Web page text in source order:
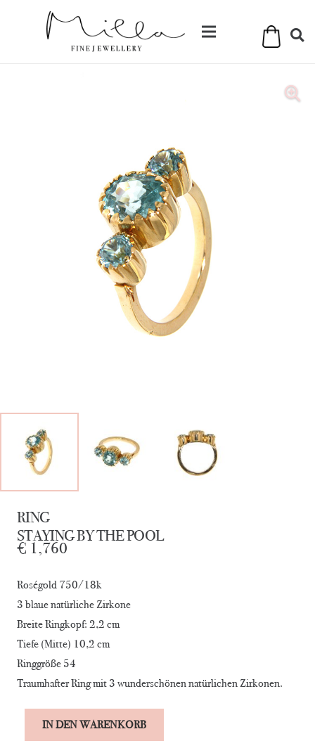
RING
STAYING BY THE POOL
€ 1,760
Roségold 750/18k
3 blaue natürliche Zirkone
Breite Ringkopf: 2,2 cm
Tiefe (Mitte) 10,2 cm
Ringgröße 54
Traumhafter Ring mit 3 wunderschönen natürlichen Zirkonen.
IN DEN WARENKORB